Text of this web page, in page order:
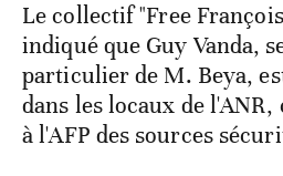
Le collectif "Free
indiqué que Guy Vanda,
particulier de M. Beya,
dans les locaux de
à l'AFP des sources